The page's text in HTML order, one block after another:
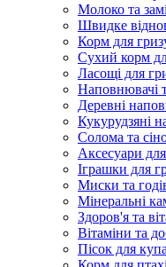
Молоко та
Швидке
Корм для
Сухий корм
Ласощі для
Наповнювачі
Деревні
Кукурудзяні
Солома та
Аксесуари
Іграшки для
Миски та
Мінеральні
Здоров'я та
Вітаміни та
Пісок для